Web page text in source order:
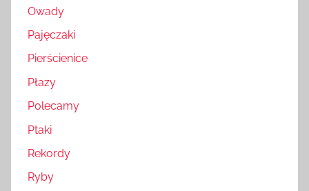
Owady
Pajęczaki
Pierścienice
Płazy
Polecamy
Ptaki
Rekordy
Ryby